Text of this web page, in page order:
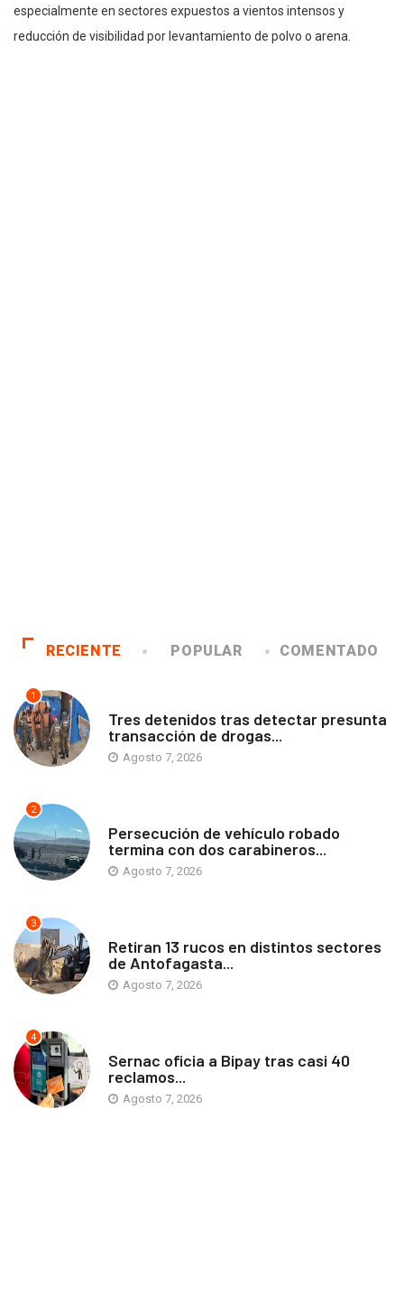
especialmente en sectores expuestos a vientos intensos y
reducción de visibilidad por levantamiento de polvo o arena.
RECIENTE POPULAR COMENTADO
1
Tres detenidos tras detectar presunta
transacción de drogas...
Agosto 7, 2026
2
Persecución de vehículo robado
termina con dos carabineros...
Agosto 7, 2026
3
Retiran 13 rucos en distintos sectores
de Antofagasta...
Agosto 7, 2026
4
Sernac oficia a Bipay tras casi 40
reclamos...
Agosto 7, 2026